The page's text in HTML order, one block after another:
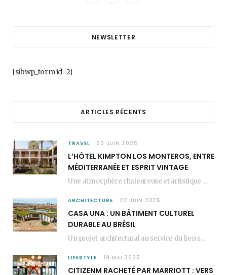
k
a
s
NEWSLETTER
[sibwp_form id=2]
ARTICLES RÉCENTS
TRAVEL 23 JUIN 2025
L’HÔTEL KIMPTON LOS MONTEROS, ENTRE
MÉDITERRANÉE ET ESPRIT VINTAGE
Une atmosphère chaleureuse et artistique L’Hôtel Kimpton Los Monteros, récemment repensé par EL EQUIPO CREATIVO,…
ARCHITECTURE 22 JUIN 2025
CASA UNA : UN BÂTIMENT CULTUREL
DURABLE AU BRÉSIL
Un projet architectural au service du lien social Casa Una est un bâtiment culturel durable…
LIFESTYLE 19 MAI 2025
CITIZENM RACHETÉ PAR MARRIOTT : VERS